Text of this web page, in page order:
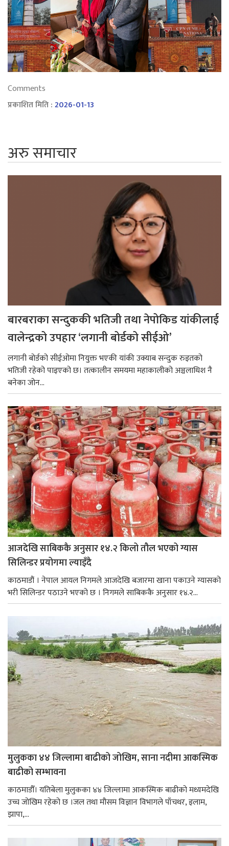
Comments
प्रकाशित मिति :2026-01-13
अरु समाचार
बारबराका सन्दुककी भतिजी तथा नेपोकिड यांकीलाई
वालेन्द्रको उपहार ‘लगानी बोर्डको सीईओ’
लगानी बोर्डको सीईओमा नियुक्त भएकी यांकी उक्याब सन्दुक रुइतको
भतिजी रहेको पाइएको छ। तत्कालीन समयमा महाकालीको अञ्चलाधिश नै
बनेका जोन...
आजदेखि साबिककै अनुसार १४.२ किलो तौल भएको ग्यास
सिलिन्डर प्रयोगमा ल्याइँदै
काठमाडौं । नेपाल आयल निगमले आजदेखि बजारमा खाना पकाउने ग्यासको
भरी सिलिन्डर पठाउने भएको छ । निगमले साबिककै अनुसार १४.२...
मुलुकका ४४ जिल्लामा बाढीको जोखिम, साना नदीमा आकस्मिक
बाढीको सम्भावना
काठमाडौँ। यतिबेला मुलुकका ४४ जिल्लामा आकस्मिक बाढीको मध्यमदेखि
उच्च जोखिम रहेको छ ।जल तथा मौसम विज्ञान विभागले पाँचथर, इलाम,
झापा,...